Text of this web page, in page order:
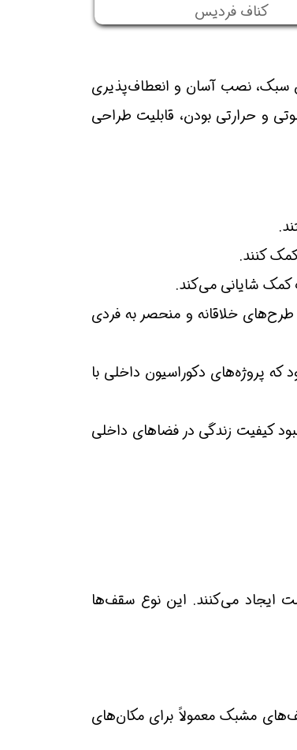
نصب آسان و انعطاف‌پذیری
و حرارتی بودن، قابلیت طراحی
کنند.
کمک شایانی می‌کند.
خلاقانه و منحصر به فردی
پروژه‌های دکوراسیون داخلی با
کیفیت زندگی در فضاهای داخلی
ایجاد می‌کنند. این نوع سقف‌ها
مشبک معمولاً برای مکان‌های
کناف فردیس